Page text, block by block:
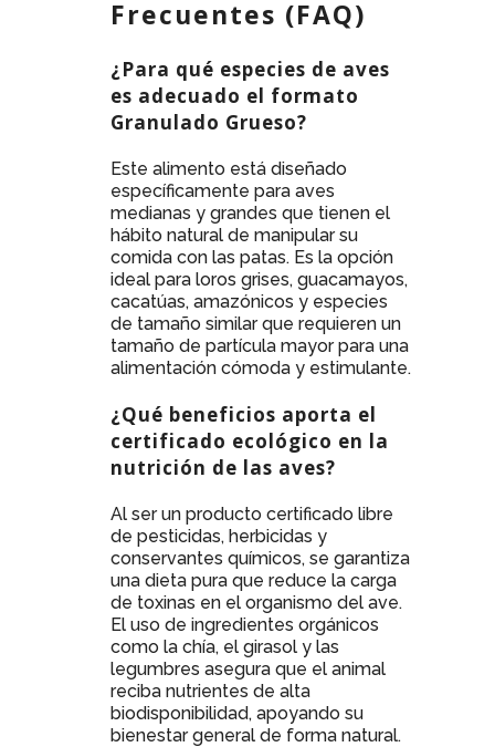
Frecuentes (FAQ)
¿Para qué especies de aves
es adecuado el formato
Granulado Grueso?
Este alimento está diseñado
específicamente para aves
medianas y grandes que tienen el
hábito natural de manipular su
comida con las patas. Es la opción
ideal para loros grises, guacamayos,
cacatúas, amazónicos y especies
de tamaño similar que requieren un
tamaño de partícula mayor para una
alimentación cómoda y estimulante.
¿Qué beneficios aporta el
certificado ecológico en la
nutrición de las aves?
Al ser un producto certificado libre
de pesticidas, herbicidas y
conservantes químicos, se garantiza
una dieta pura que reduce la carga
de toxinas en el organismo del ave.
El uso de ingredientes orgánicos
como la chía, el girasol y las
legumbres asegura que el animal
reciba nutrientes de alta
biodisponibilidad, apoyando su
bienestar general de forma natural.